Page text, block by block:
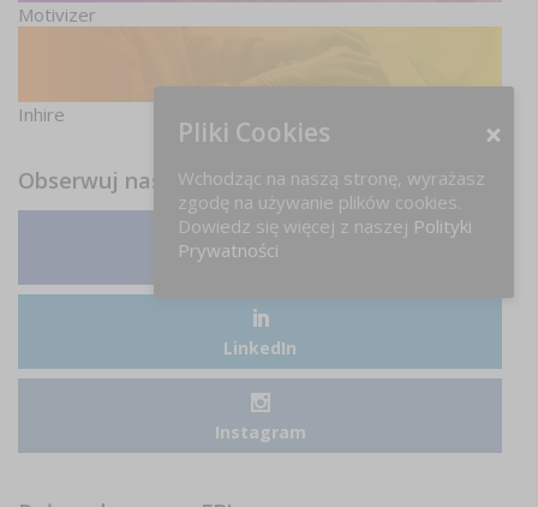
Motivizer
Inhire
Obserwuj nas
Facebook
LinkedIn
Instagram
Pliki Cookies
Wchodząc na naszą stronę, wyrażasz
zgodę na używanie plików cookies.
Dowiedz się więcej z naszej Polityki
Prywatności